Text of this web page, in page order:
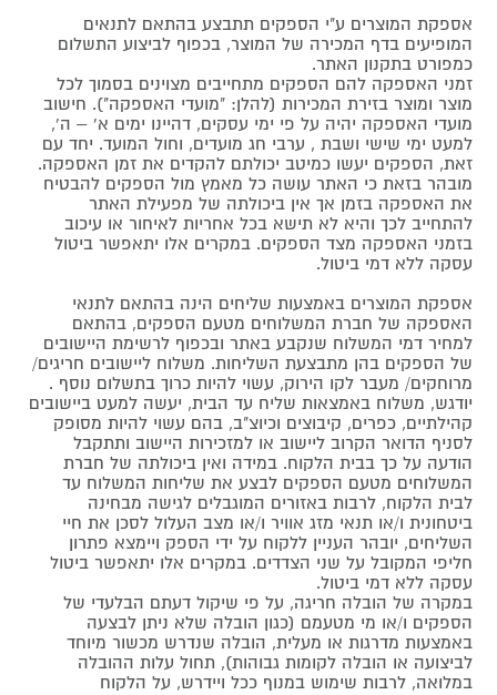
אספקת המוצרים ע"י הספקים תתבצע בהתאם לתנאים
המופיעים בדף המכירה של המוצר, בכפוף לביצוע התשלום
כמפורט בתקנון האתר.
זמני האספקה להם הספקים מתחייבים מצוינים בסמוך לכל
מוצר ומוצר בזירת המכירות (להלן: "מועדי האספקה"). חישוב
מועדי האספקה יהיה על פי ימי עסקים, דהיינו ימים א' – ה',
למעט ימי שישי ושבת , ערבי חג מועדים, וחול המועד. יחד עם
זאת, הספקים יעשו כמיטב יכולתם להקדים את זמן האספקה.
מובהר בזאת כי האתר עושה כל מאמץ מול הספקים להבטיח
את האספקה בזמן אך אין ביכולתה של מפעילת האתר
להתחייב לכך והיא לא תישא בכל אחריות לאיחור או עיכוב
בזמני האספקה מצד הספקים. במקרים אלו יתאפשר ביטול
עסקה ללא דמי ביטול.
אספקת המוצרים באמצעות שליחים הינה בהתאם לתנאי
האספקה של חברת המשלוחים מטעם הספקים, בהתאם
למחיר דמי המשלוח שנקבע באתר ובכפוף לרשימת היישובים
של הספקים בהן מתבצעת השליחות. משלוח ליישובים חריגים/
מרוחקים/ מעבר לקו הירוק, עשוי להיות כרוך בתשלום נוסף .
יודגש, משלוח באמצאות שליח עד הבית, יעשה למעט ביישובים
קהילתיים, כפרים, קיבוצים וכיוצ"ב, בהם עשוי להיות מסופק
לסניף הדואר הקרוב ליישוב או למזכירות היישוב ותתקבל
הודעה על כך בבית הלקוח. במידה ואין ביכולתה של חברת
המשלוחים מטעם הספקים לבצע את שליחות המשלוח עד
לבית הלקוח, לרבות באזורים המוגבלים לגישה מבחינה
ביטחונית ו/או תנאי מזג אוויר ו/או מצב העלול לסכן את חיי
השליחים, יובהר העניין ללקוח על ידי הספק ויימצא פתרון
חליפי המקובל על שני הצדדים. במקרים אלו יתאפשר ביטול
עסקה ללא דמי ביטול.
במקרה של הובלה חריגה, על פי שיקול דעתם הבלעדי של
הספקים ו/או מי מטעמם (כגון הובלה שלא ניתן לבצעה
באמצעות מדרגות או מעלית, הובלה שנדרש מכשור מיוחד
לביצועה או הובלה לקומות גבוהות), תחול עלות ההובלה
במלואה, לרבות שימוש במנוף ככל ויידרש, על הלקוח